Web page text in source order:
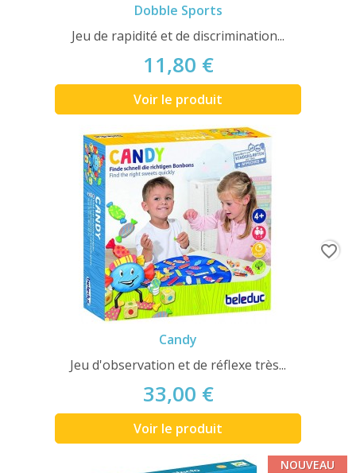
Dobble Sports
Jeu de rapidité et de discrimination...
11,80 €
Voir le produit
Candy
Jeu d'observation et de réflexe très...
33,00 €
Voir le produit
favorite_border
NOUVEAU